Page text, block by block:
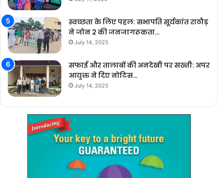
स्वच्छता के लिए पहल: सभापति सूर्यकांत राठौड़
ने जोन 2 की जनजागरूकता…
July 14, 2025
सफाई और तालाबों की अनदेखी पर सख्ती: अपर
आयुक्त ने दिए नोटिस…
July 14, 2025